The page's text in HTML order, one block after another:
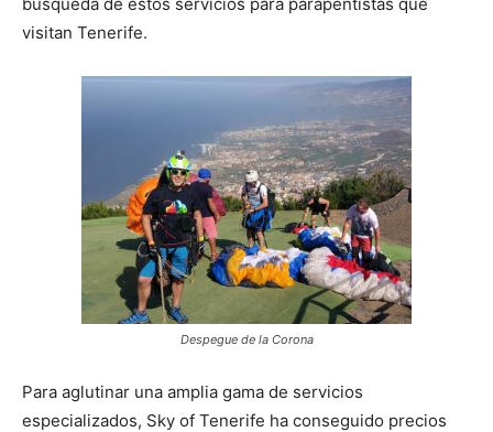
visitan Tenerife.
Despegue de la Corona
Para aglutinar una amplia gama de servicios
especializados, Sky of Tenerife ha conseguido precios